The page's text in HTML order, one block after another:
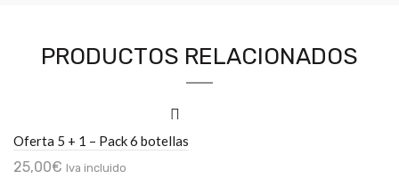
PRODUCTOS RELACIONADOS
Oferta 5 + 1 – Pack 6 botellas
25,00€ Iva incluido